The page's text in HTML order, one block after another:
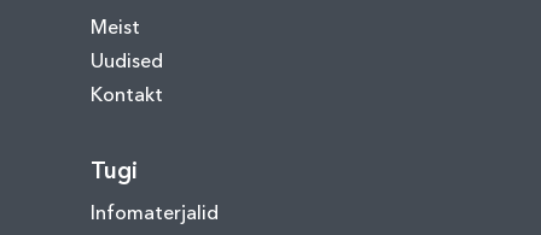
Meist
Uudised
Kontakt
Tugi
Infomaterjalid